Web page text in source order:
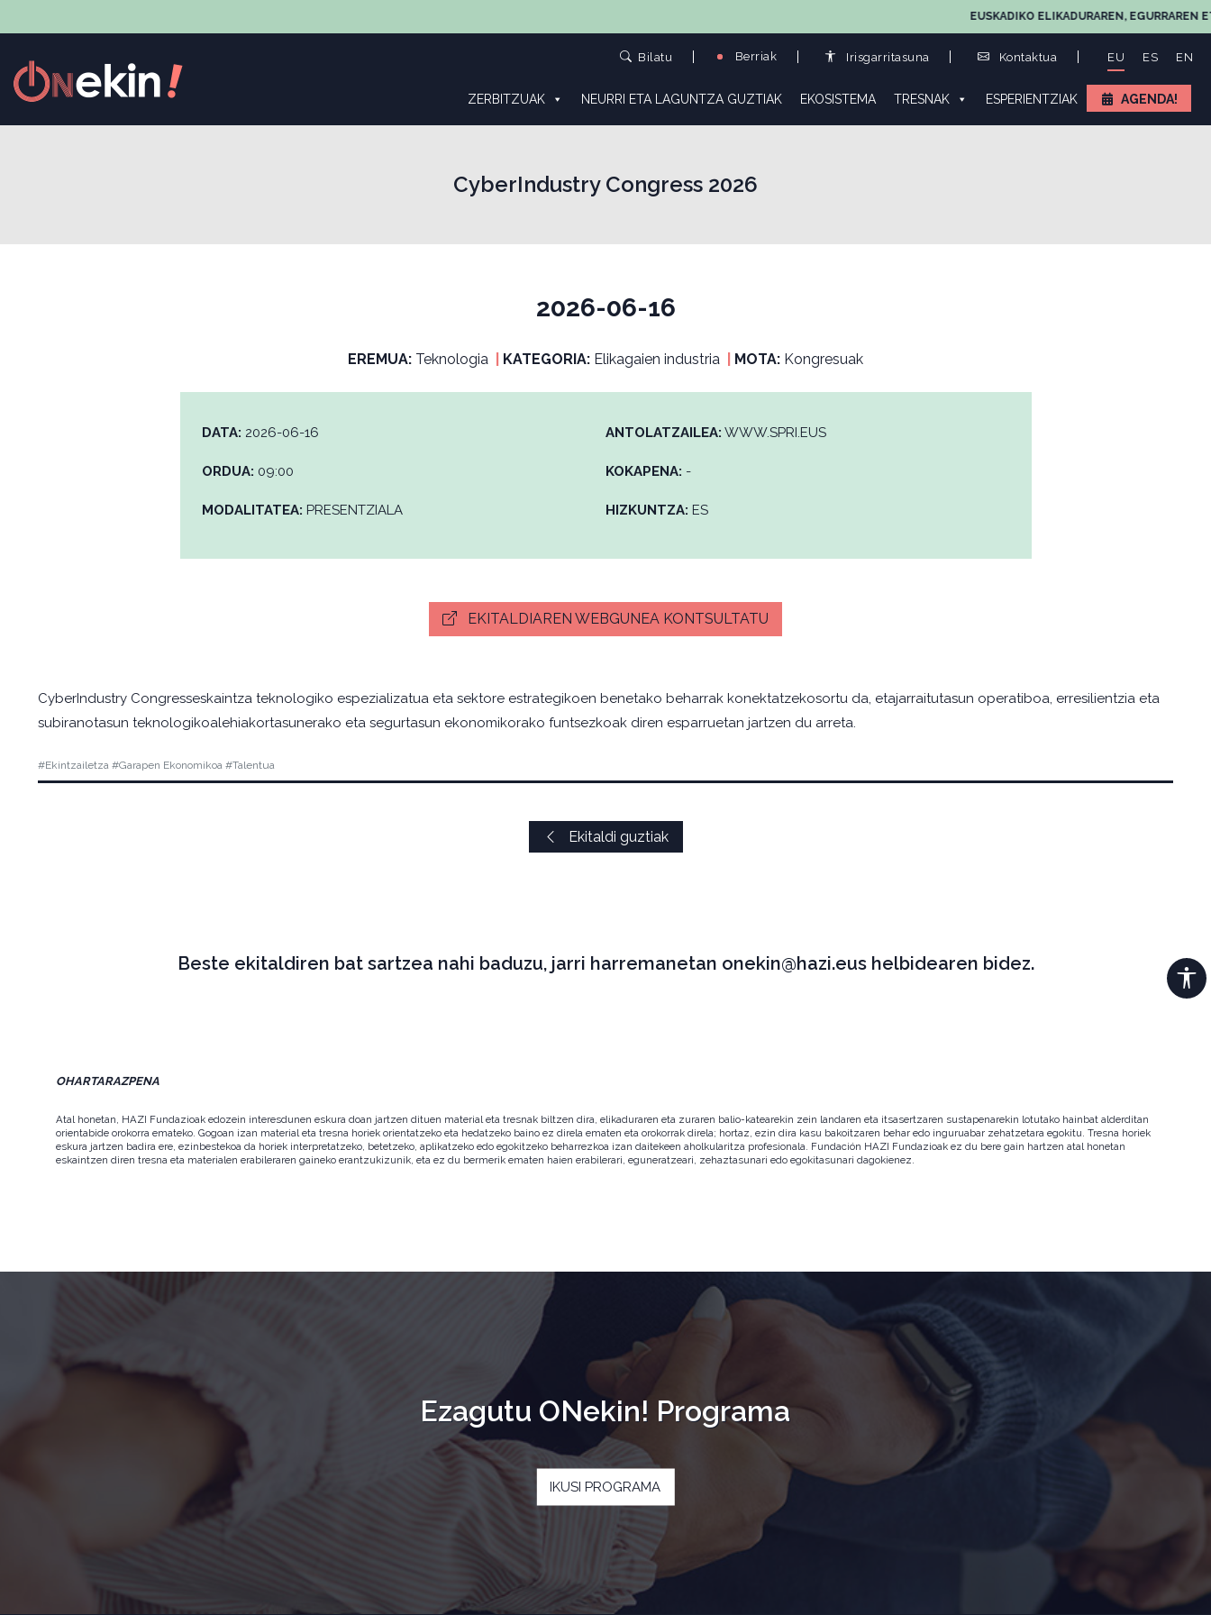
EUSKADIKO ELIKADURAREN, EGURRAREN ETA
Bilatu Berriak Irisgarritasuna Kontaktua EU ES EN
ZERBITZUAK NEURRI ETA LAGUNTZA GUZTIAK EKOSISTEMA TRESNAK ESPERIENTZIAK AGENDA!
CyberIndustry Congress 2026
2026-06-16
EREMUA: Teknologia KATEGORIA: Elikagaien industria MOTA: Kongresuak
DATA: 2026-06-16
ORDUA: 09:00
MODALITATEA: PRESENTZIALA
ANTOLATZAILEA: WWW.SPRI.EUS
KOKAPENA: -
HIZKUNTZA: ES
EKITALDIAREN WEBGUNEA KONTSULTATU
CyberIndustry Congresseskaintza teknologiko espezializatua eta sektore estrategikoen benetako beharrak konektatzekosortu da, etajarraitutasun operatiboa, erresilientzia eta
subiranotasun teknologikoalehiakortasunerako eta segurtasun ekonomikorako funtsezkoak diren esparruetan jartzen du arreta.
#Ekintzailetza #Garapen Ekonomikoa #Talentua
Ekitaldi guztiak
Beste ekitaldiren bat sartzea nahi baduzu, jarri harremanetan onekin@hazi.eus helbidearen bidez.
OHARTARAZPENA
Atal honetan, HAZI Fundazioak edozein interesdunen eskura doan jartzen dituen material eta tresnak biltzen dira, elikaduraren eta zuraren balio-katearekin zein landaren eta itsasertzaren sustapenarekin lotutako hainbat alderditan
orientabide orokorra emateko. Gogoan izan material eta tresna horiek orientatzeko eta hedatzeko baino ez direla ematen eta orokorrak direla; hortaz, ezin dira kasu bakoitzaren behar edo inguruabar zehatzetara egokitu. Tresna horiek
eskura jartzen badira ere, ezinbestekoa da horiek interpretatzeko, betetzeko, aplikatzeko edo egokitzeko beharrezkoa izan daitekeen aholkularitza profesionala. Fundación HAZI Fundazioak ez du bere gain hartzen atal honetan
eskaintzen diren tresna eta materialen erabileraren gaineko erantzukizunik, eta ez du bermerik ematen haien erabilerari, eguneratzeari, zehaztasunari edo egokitasunari dagokienez.
Ezagutu ONekin! Programa
IKUSI PROGRAMA